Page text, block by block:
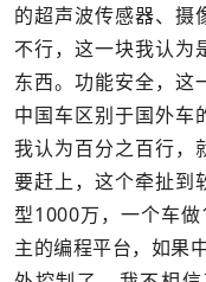
的超声波传感器、摄
不行，这一块我认为
东西。功能安全，这
中国车区别于国外车
我认为百分之百行，
要赶上，这个牵扯到
型1000万，一个车
主的编程平台，如果